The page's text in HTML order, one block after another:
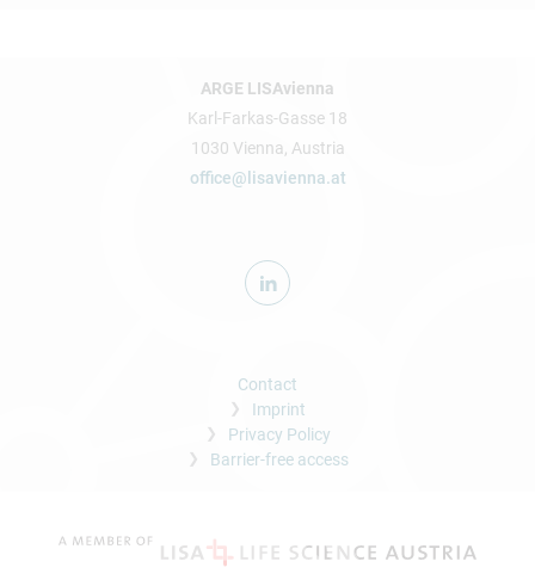
ARGE LISAvienna
Karl-Farkas-Gasse 18
1030 Vienna, Austria
office@lisavienna.at
Contact
Imprint
Privacy Policy
Barrier-free access